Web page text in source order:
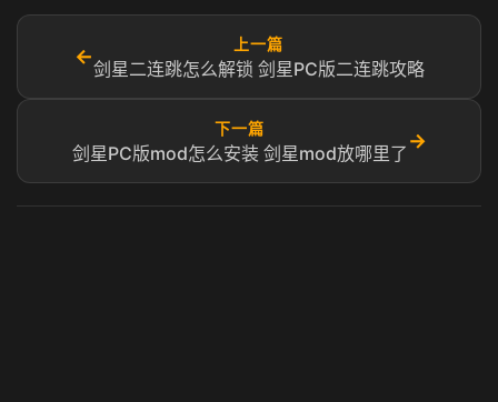
←
上一篇
剑星二连跳怎么解锁 剑星PC版二连跳攻略
下一篇
剑星PC版mod怎么安装 剑星mod放哪里了
→